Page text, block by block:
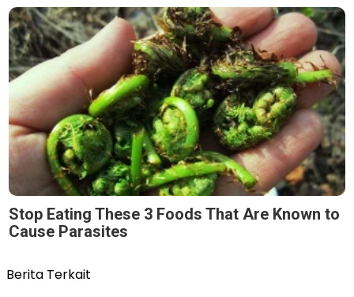
Stop Eating These 3 Foods That Are Known to
Cause Parasites
Berita Terkait